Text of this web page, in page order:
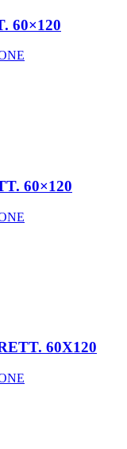
60×120
60×120
60X120